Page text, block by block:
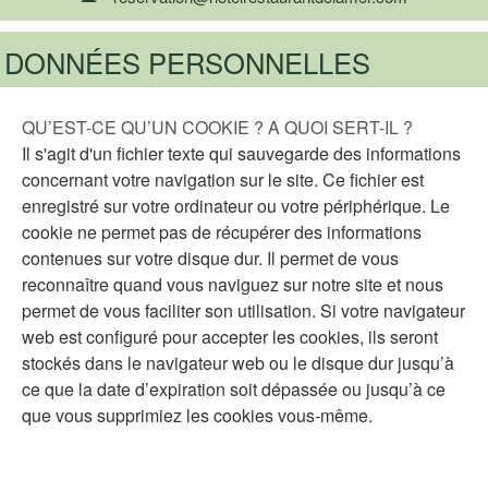
DONNÉES PERSONNELLES
QU’EST-CE QU’UN COOKIE ? A QUOI SERT-IL ?
Il s'agit d'un fichier texte qui sauvegarde des informations
concernant votre navigation sur le site. Ce fichier est
enregistré sur votre ordinateur ou votre périphérique. Le
cookie ne permet pas de récupérer des informations
contenues sur votre disque dur. Il permet de vous
reconnaître quand vous naviguez sur notre site et nous
permet de vous faciliter son utilisation. Si votre navigateur
web est configuré pour accepter les cookies, ils seront
stockés dans le navigateur web ou le disque dur jusqu’à
ce que la date d’expiration soit dépassée ou jusqu’à ce
que vous supprimiez les cookies vous-même.